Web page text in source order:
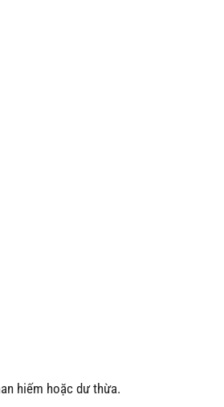
hiếm hoặc dư thừa.